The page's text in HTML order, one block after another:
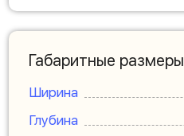
Габаритные размеры
Ширина
Глубина